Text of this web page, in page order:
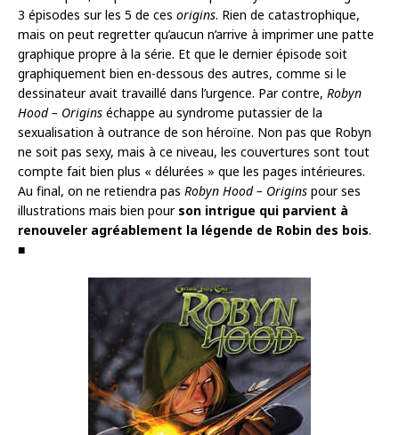
3 épisodes sur les 5 de ces origins. Rien de catastrophique,
mais on peut regretter qu’aucun n’arrive à imprimer une patte
graphique propre à la série. Et que le dernier épisode soit
graphiquement bien en-dessous des autres, comme si le
dessinateur avait travaillé dans l’urgence. Par contre, Robyn
Hood – Origins échappe au syndrome putassier de la
sexualisation à outrance de son héroïne. Non pas que Robyn
ne soit pas sexy, mais à ce niveau, les couvertures sont tout
compte fait bien plus « délurées » que les pages intérieures.
Au final, on ne retiendra pas Robyn Hood – Origins pour ses
illustrations mais bien pour son intrigue qui parvient à
renouveler agréablement la légende de Robin des bois.
■